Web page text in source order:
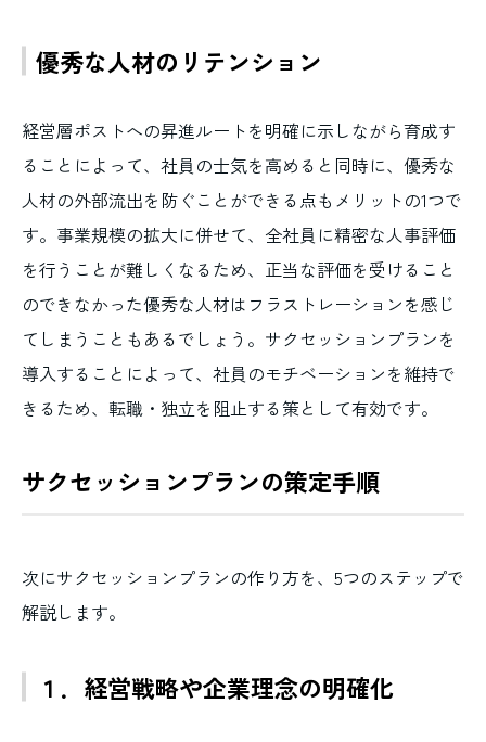
優秀な人材のリテンション
経営層ポストへの昇進ルートを明確に示しながら育成す
ることによって、社員の士気を高めると同時に、優秀な
人材の外部流出を防ぐことができる点もメリットの1つで
す。事業規模の拡大に併せて、全社員に精密な人事評価
を行うことが難しくなるため、正当な評価を受けること
のできなかった優秀な人材はフラストレーションを感じ
てしまうこともあるでしょう。サクセッションプランを
導入することによって、社員のモチベーションを維持で
きるため、転職・独立を阻止する策として有効です。
サクセッションプランの策定手順
次にサクセッションプランの作り方を、5つのステップで
解説します。
１．経営戦略や企業理念の明確化